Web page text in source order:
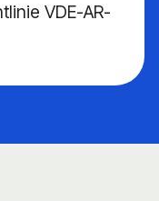
VDE-AR-